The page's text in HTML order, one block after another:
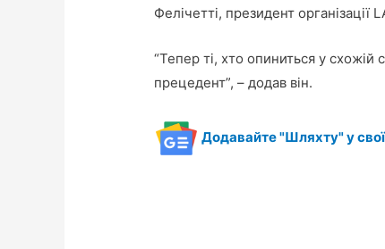
Фелічетті, президент організації
“Тепер ті, хто опиниться у
прецедент”, – додав він.
Додавайте "Шляхту" у